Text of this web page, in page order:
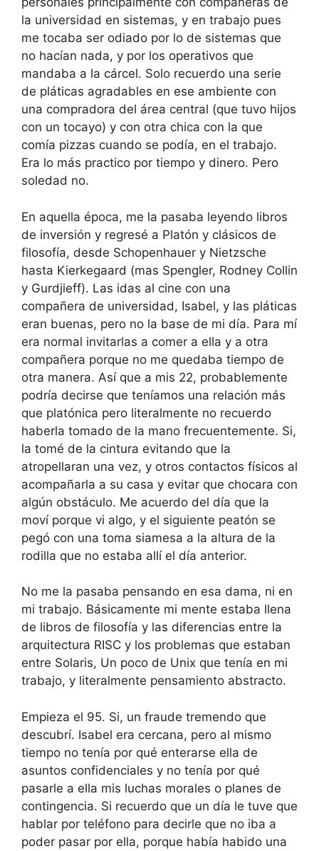
la universidad en sistemas, y en trabajo pues
me tocaba ser odiado por lo de sistemas que
no hacían nada, y por los operativos que
mandaba a la cárcel. Solo recuerdo una serie
de pláticas agradables en ese ambiente con
una compradora del área central (que tuvo hijos
con un tocayo) y con otra chica con la que
comía pizzas cuando se podía, en el trabajo.
Era lo más practico por tiempo y dinero. Pero
soledad no.
En aquella época, me la pasaba leyendo libros
de inversión y regresé a Platón y clásicos de
filosofía, desde Schopenhauer y Nietzsche
hasta Kierkegaard (mas Spengler, Rodney Collin
y Gurdjieff). Las idas al cine con una
compañera de universidad, Isabel, y las pláticas
eran buenas, pero no la base de mi día. Para mí
era normal invitarlas a comer a ella y a otra
compañera porque no me quedaba tiempo de
otra manera. Así que a mis 22, probablemente
podría decirse que teníamos una relación más
que platónica pero literalmente no recuerdo
haberla tomado de la mano frecuentemente. Si,
la tomé de la cintura evitando que la
atropellaran una vez, y otros contactos físicos al
acompañarla a su casa y evitar que chocara con
algún obstáculo. Me acuerdo del día que la
moví porque vi algo, y el siguiente peatón se
pegó con una toma siamesa a la altura de la
rodilla que no estaba allí el día anterior.
No me la pasaba pensando en esa dama, ni en
mi trabajo. Básicamente mi mente estaba llena
de libros de filosofía y las diferencias entre la
arquitectura RISC y los problemas que estaban
entre Solaris, Un poco de Unix que tenía en mi
trabajo, y literalmente pensamiento abstracto.
Empieza el 95. Si, un fraude tremendo que
descubrí. Isabel era cercana, pero al mismo
tiempo no tenía por qué enterarse ella de
asuntos confidenciales y no tenía por qué
pasarle a ella mis luchas morales o planes de
contingencia. Si recuerdo que un día le tuve que
hablar por teléfono para decirle que no iba a
poder pasar por ella, porque había habido una